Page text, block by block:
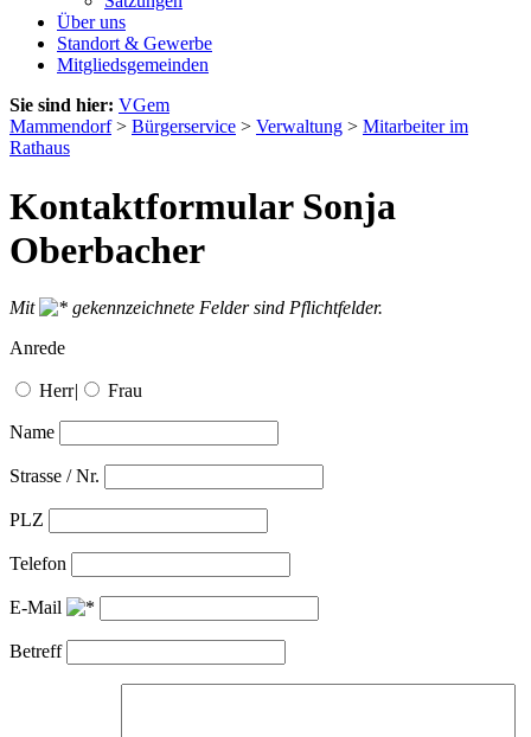
Über uns
Standort & Gewerbe
Mitgliedsgemeinden
Sie sind hier: VGem
Mammendorf> Bürgerservice > Verwaltung > Mitarbeiter im
Rathaus
Kontaktformular Sonja
Oberbacher
Mit
gekennzeichnete Felder sind Pflichtfelder.
Anrede
Herr| Frau
Name
Strasse / Nr.
PLZ
Telefon
E-Mail
Betreff